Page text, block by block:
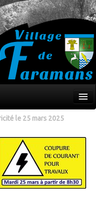
le 25 mars 2025